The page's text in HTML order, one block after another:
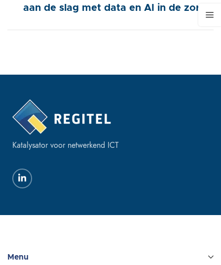
aan de slag met data en AI in de zorg
Katalysator voor netwerkend ICT
Menu